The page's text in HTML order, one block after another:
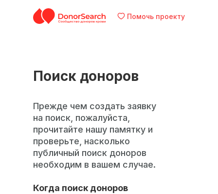
Помочь проекту
Поиск доноров
Прежде чем создать заявку
на поиск, пожалуйста,
прочитайте нашу памятку и
проверьте, насколько
публичный поиск доноров
необходим в вашем случае.
Когда поиск доноров